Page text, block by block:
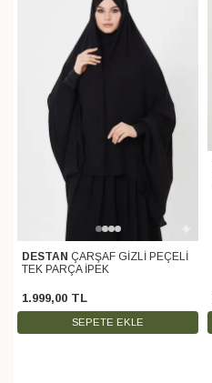
DESTAN ÇARŞAF GİZLİ PEÇELİ
TEK PARÇA İPEK
1.999,00 TL
SEPETE EKLE